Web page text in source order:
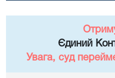
Єдиний
Увага, суд